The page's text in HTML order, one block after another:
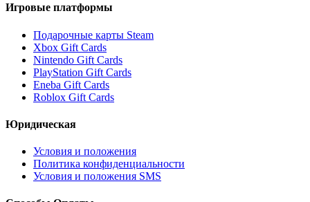
Игровые платформы
Подарочные карты Steam
Xbox Gift Cards
Nintendo Gift Cards
PlayStation Gift Cards
Eneba Gift Cards
Roblox Gift Cards
Юридическая
Условия и положения
Политика конфиденциальности
Условия и положения SMS